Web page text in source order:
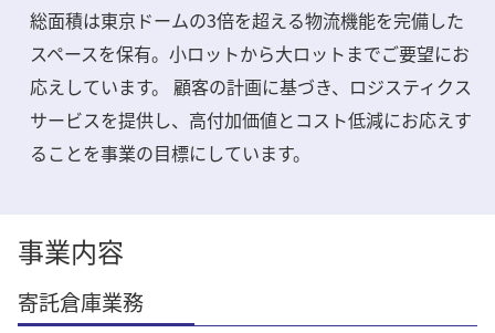
総面積は東京ドームの3倍を超える物流機能を完備した
スペースを保有。小ロットから大ロットまでご要望にお
応えしています。 顧客の計画に基づき、ロジスティクス
サービスを提供し、高付加価値とコスト低減にお応えす
ることを事業の目標にしています。
事業内容
寄託倉庫業務